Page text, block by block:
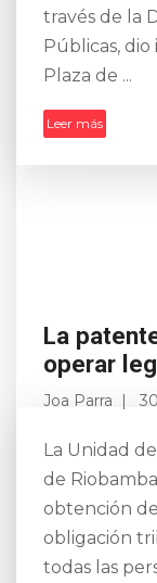
través de la
Públicas,
Plaza de ...
Leer más
La
operar
Joa Parra
La Unidad
de
obtención
obligación
todas las